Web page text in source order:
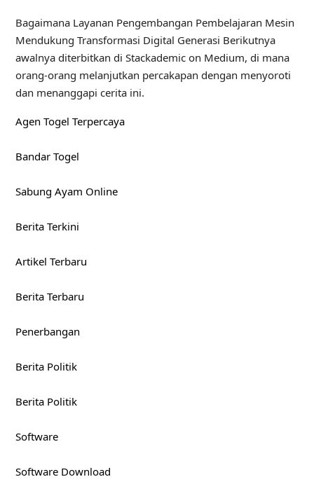
Bagaimana Layanan Pengembangan Pembelajaran Mesin
Mendukung Transformasi Digital Generasi Berikutnya
awalnya diterbitkan di Stackademic on Medium, di mana
orang-orang melanjutkan percakapan dengan menyoroti
dan menanggapi cerita ini.
Agen Togel Terpercaya
Bandar Togel
Sabung Ayam Online
Berita Terkini
Artikel Terbaru
Berita Terbaru
Penerbangan
Berita Politik
Berita Politik
Software
Software Download